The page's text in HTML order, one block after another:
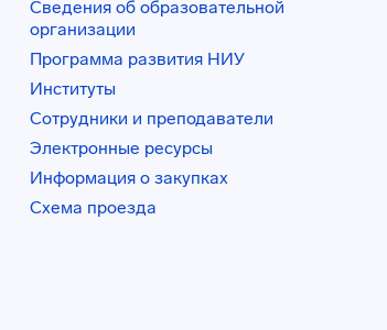
Сведения об образовательной
организации
Программа развития НИУ
Институты
Сотрудники и преподаватели
Электронные ресурсы
Информация о закупках
Схема проезда